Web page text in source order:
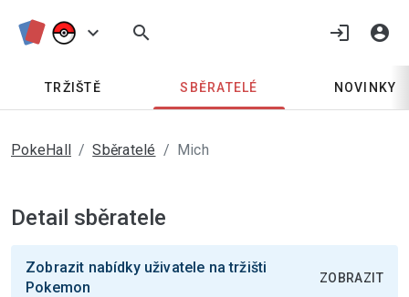
keyboard_arrow_down search login account_circle
TRŽIŠTĚ SBĚRATELÉ NOVINKY
PokeHall Sběratelé Mich
Detail sběratele
Zobrazit nabídky uživatele na tržišti
Pokemon
ZOBRAZIT